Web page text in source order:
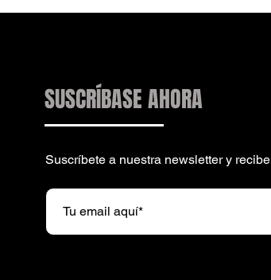
SUSCRÍBASE AHORA
Suscríbete a nuestra newsletter y